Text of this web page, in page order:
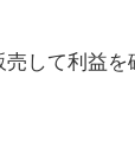
して利益